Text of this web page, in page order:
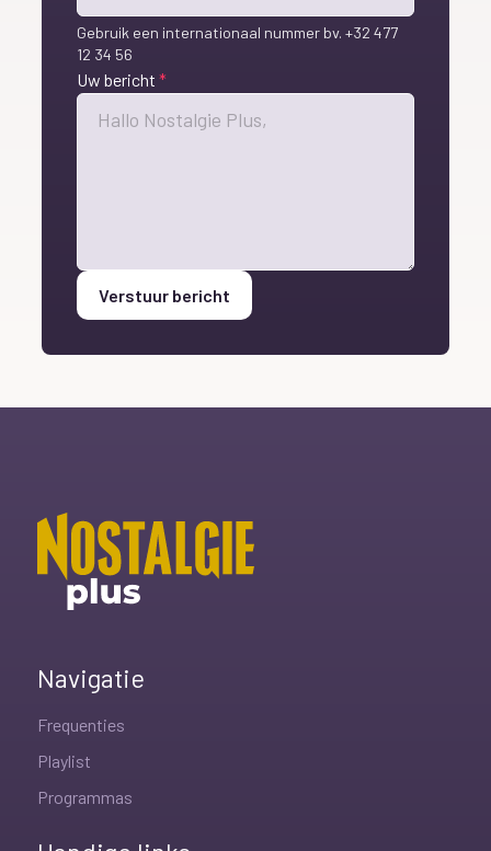
Gebruik een internationaal nummer bv. +32 477
12 34 56
Uw bericht*
Verstuur bericht
Navigatie
Frequenties
Playlist
Programmas